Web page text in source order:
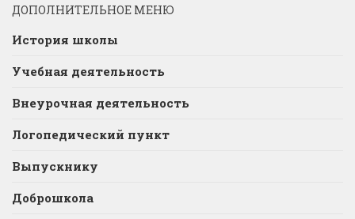
ДОПОЛНИТЕЛЬНОЕ МЕНЮ
История школы
Учебная деятельность
Внеурочная деятельность
Логопедический пункт
Выпускнику
Доброшкола